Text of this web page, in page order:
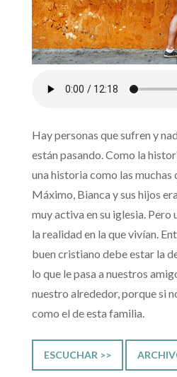
Hay personas que sufren y
están pasando. Como la
una historia como las muchas
Máximo, Bianca y sus hijos
muy activa en su iglesia. Pero
la realidad en la que vivían.
buen cristiano debe estar la
lo que le pasa a nuestros
nuestro alrededor, porque si
como el de esta familia.
ESCUCHAR >>